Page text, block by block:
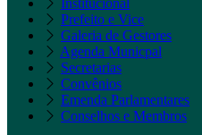
Institucional
Prefeito e Vice
Galeria de Gestores
Agenda Municpal
Secretarias
Convênios
Emenda Parlamentares
Conselhos e Membros